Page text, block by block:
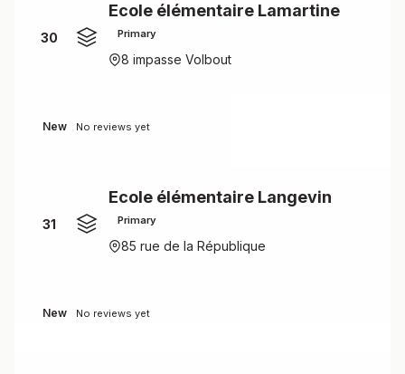
30
Ecole élémentaire Lamartine
Primary
8 impasse Volbout
New No reviews yet
31
Ecole élémentaire Langevin
Primary
85 rue de la République
New No reviews yet